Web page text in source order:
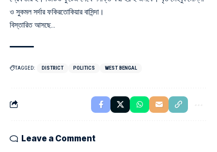
ও সুকমল সর্দারফকিরতোকিয়ার বাসিন্দা।
বিস্তারিত আসছে…
TAGGED: DISTRICT POLITICS WEST BENGAL
Leave a Comment